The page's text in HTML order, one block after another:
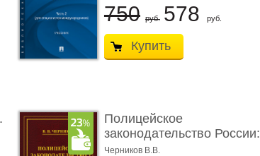
750 руб. 578 руб.
Купить
Полицейское
законодательство России:
вчера, с� ...
Черников В.В.